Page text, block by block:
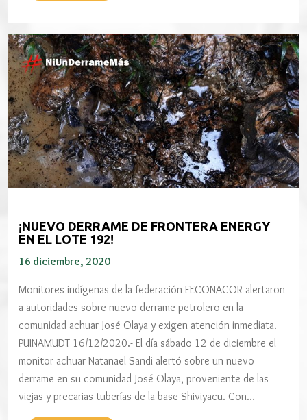
¡NUEVO DERRAME DE FRONTERA ENERGY
EN EL LOTE 192!
16 diciembre, 2020
Monitores indígenas de la federación FECONACOR alertaron
a autoridades sobre nuevo derrame petrolero en la
comunidad achuar José Olaya y exigen atención inmediata.
PUINAMUDT 16/12/2020.- El día sábado 12 de diciembre el
monitor achuar Natanael Sandi alertó sobre un nuevo
derrame en su comunidad José Olaya, proveniente de las
viejas y precarias tuberías de la base Shiviyacu. Con…